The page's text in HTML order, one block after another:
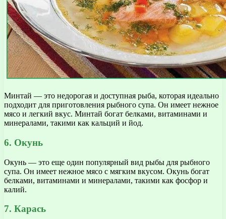
Минтай — это недорогая и доступная рыба, которая идеально
подходит для приготовления рыбного супа. Он имеет нежное
мясо и легкий вкус. Минтай богат белками, витаминами и
минералами, такими как кальций и йод.
6. Окунь
Окунь — это еще один популярный вид рыбы для рыбного
супа. Он имеет нежное мясо с мягким вкусом. Окунь богат
белками, витаминами и минералами, такими как фосфор и
калий.
7. Карась